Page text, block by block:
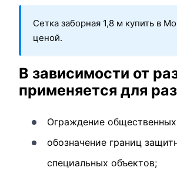
Сетка заборная 1,8 м купить в
ценой.
В зависимости от
применяется для
Ограждение
обозначение границ
специальных объектов;